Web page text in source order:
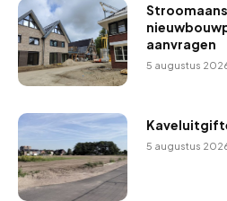
aanvragen
5 augustus
5 augustus